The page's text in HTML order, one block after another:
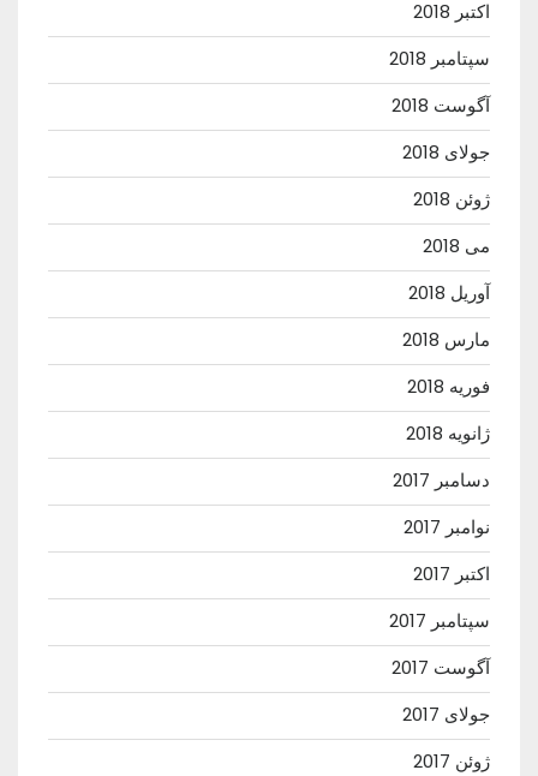
اکتبر 2018
سپتامبر 2018
آگوست 2018
جولای 2018
ژوئن 2018
می 2018
آوریل 2018
مارس 2018
فوریه 2018
ژانویه 2018
دسامبر 2017
نوامبر 2017
اکتبر 2017
سپتامبر 2017
آگوست 2017
جولای 2017
ژوئن 2017